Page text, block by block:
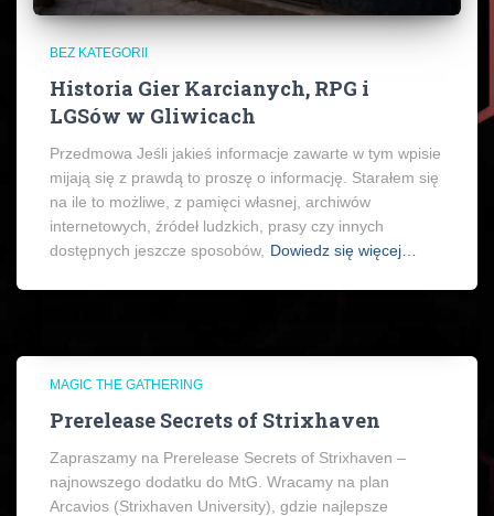
BEZ KATEGORII
Historia Gier Karcianych, RPG i
LGSów w Gliwicach
Przedmowa Jeśli jakieś informacje zawarte w tym wpisie
mijają się z prawdą to proszę o informację. Starałem się
na ile to możliwe, z pamięci własnej, archiwów
internetowych, źródeł ludzkich, prasy czy innych
dostępnych jeszcze sposobów, Dowiedz się więcej…
MAGIC THE GATHERING
Prerelease Secrets of Strixhaven
Zapraszamy na Prerelease Secrets of Strixhaven –
najnowszego dodatku do MtG. Wracamy na plan
Arcavios (Strixhaven University), gdzie najlepsze